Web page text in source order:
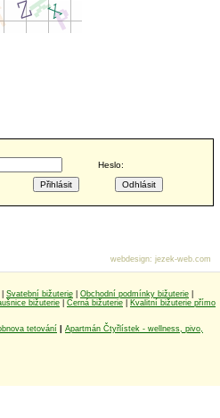
Heslo:
Svatební bižuterie Obchodní podmínky bižuterie
bižuterie Černá bižuterie
Kvalitní bižuterie přímo
tetování
Apartmán Čtyřlístek - wellness, pivo,
webdesign: jezek-web.com